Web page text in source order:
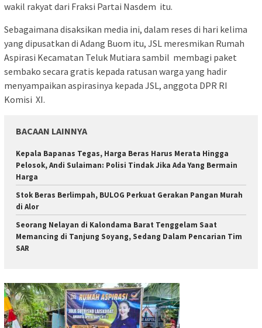
wakil rakyat dari Fraksi Partai Nasdem itu.
Sebagaimana disaksikan media ini, dalam reses di hari kelima
yang dipusatkan di Adang Buom itu, JSL meresmikan Rumah
Aspirasi Kecamatan Teluk Mutiara sambil membagi paket
sembako secara gratis kepada ratusan warga yang hadir
menyampaikan aspirasinya kepada JSL, anggota DPR RI
Komisi XI.
BACAAN LAINNYA
Kepala Bapanas Tegas, Harga Beras Harus Merata Hingga
Pelosok, Andi Sulaiman: Polisi Tindak Jika Ada Yang Bermain
Harga
Stok Beras Berlimpah, BULOG Perkuat Gerakan Pangan Murah
di Alor
Seorang Nelayan di Kalondama Barat Tenggelam Saat
Memancing di Tanjung Soyang, Sedang Dalam Pencarian Tim
SAR